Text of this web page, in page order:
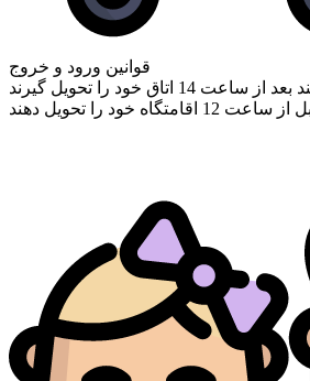
قوانین ورود و خروج
مسافرین گرامی ‌می‌توانند بعد از ساعت 14 اتاق خود را تحویل گیرند